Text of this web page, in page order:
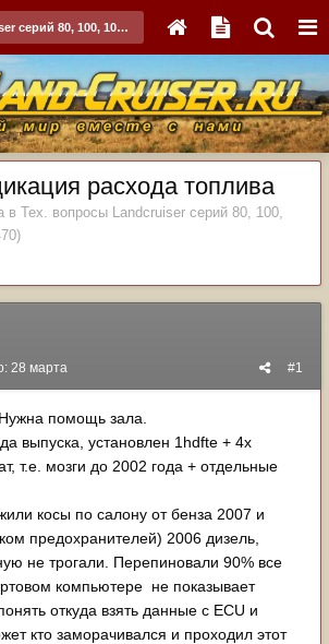
Тех. вопросы Landcruiser серий 80, 100, 105 (Lexus LX 450, 470)
расхода топлива
в Тех. вопросы Landcruiser серий 80, 100,
#1
28 марта
помощь зала.
выпуска, установлен 1hdfte + 4х
т.е. мозги до 2002 года + отдельные
косы по салону от бенза 2007 и
предохранителей) 2006 дизель,
не трогали. Перепиновали 90% все
компьютере не показывает
откуда взять данные с ECU и
кто заморачивался и проходил этот